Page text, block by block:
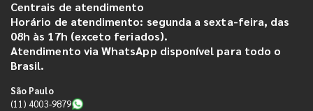
Centrais de atendimento
Horário de atendimento: segunda a sexta-feira, das
08h às 17h (exceto feriados).
Atendimento via WhatsApp disponível para todo o
Brasil.
São Paulo
(11) 4003-9879